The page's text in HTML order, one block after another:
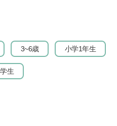
3~6歳 小学1年生
生